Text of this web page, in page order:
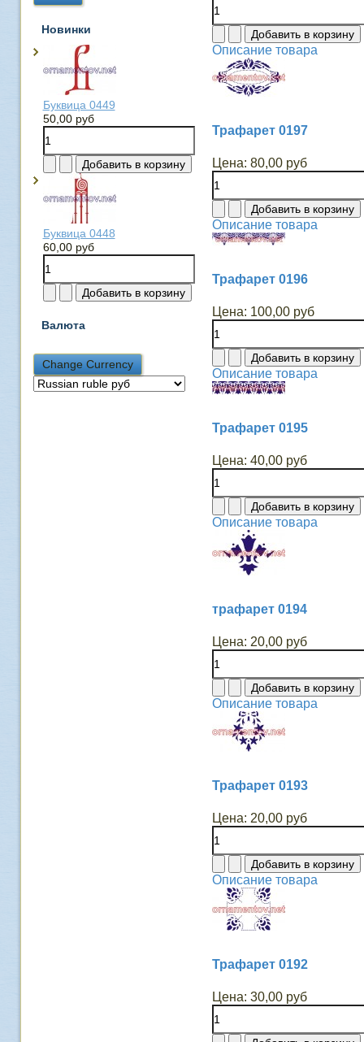
Новинки
Буквица 0449
50,00 руб
Буквица 0448
60,00 руб
Валюта
Описание товара
Трафарет 0197
Цена: 80,00 руб
Описание товара
Трафарет 0196
Цена: 100,00 руб
Описание товара
Трафарет 0195
Цена: 40,00 руб
Описание товара
трафарет 0194
Цена: 20,00 руб
Описание товара
Трафарет 0193
Цена: 20,00 руб
Описание товара
Трафарет 0192
Цена: 30,00 руб